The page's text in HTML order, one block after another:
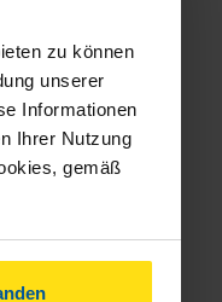
zu können
unserer
Informationen
Ihrer Nutzung
gemäß